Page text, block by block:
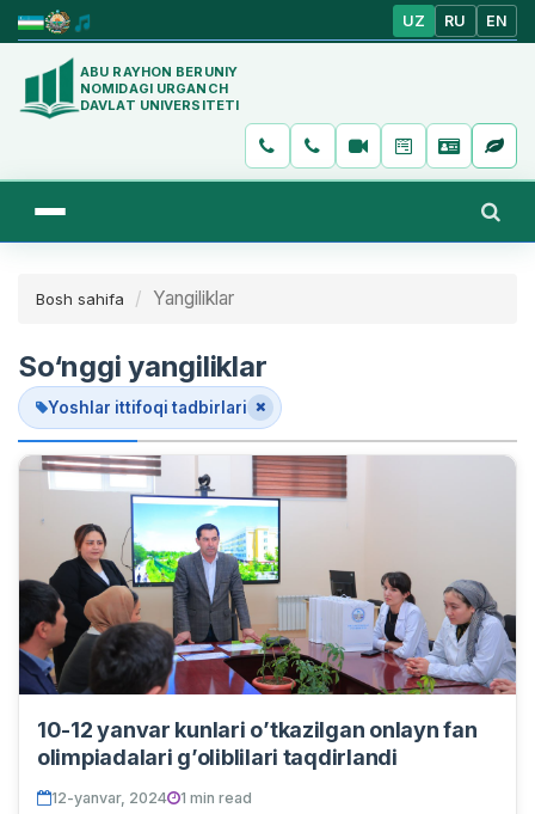
UZ RU EN
ABU RAYHON BERUNIY
NOMIDAGI URGANCH
DAVLAT UNIVERSITETI
Bosh sahifa Yangiliklar
So‘nggi yangiliklar
Yoshlar ittifoqi tadbirlari
10-12 yanvar kunlari o’tkazilgan onlayn fan
olimpiadalari g’oliblilari taqdirlandi
12-yanvar, 2024 1 min read